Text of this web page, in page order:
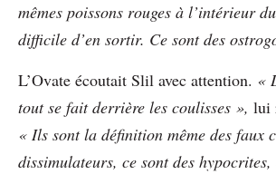
mêmes poissons rouges à l’intérieur
difficile d’en sortir. Ce sont des
L’Ovate écoutait Slil avec attention. «
tout se fait derrière les coulisses », lui
« Ils sont la définition même des faux
dissimulateurs, ce sont des hypocrites,